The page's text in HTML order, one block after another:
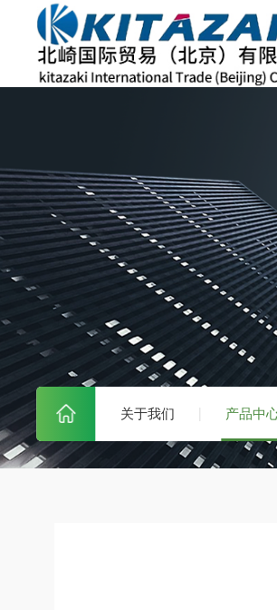
关于我们 产品中